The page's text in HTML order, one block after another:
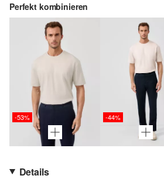
Perfekt kombinieren
-53% -44%
Details